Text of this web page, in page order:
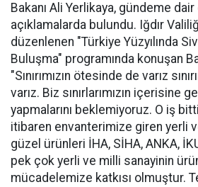
Bakanı Ali Yerlikaya, gündeme
açıklamalarda bulundu. Iğdır
düzenlenen "Türkiye Yüzyılında
Buluşma" programında konuşan
"Sınırımızın ötesinde de varız
varız. Biz sınırlarımızın içerisine
yapmalarını beklemiyoruz. O iş
itibaren envanterimize giren yerli
güzel ürünleri İHA, SİHA, ANKA,
pek çok yerli ve milli sanayinin
mücadelemize katkısı olmuştur.